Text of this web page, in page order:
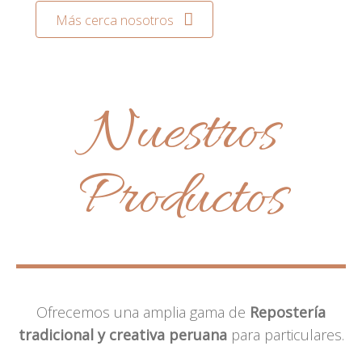
Más cerca nosotros
Nuestros
Productos
Ofrecemos una amplia gama de Repostería
tradicional y creativa peruanapara particulares.